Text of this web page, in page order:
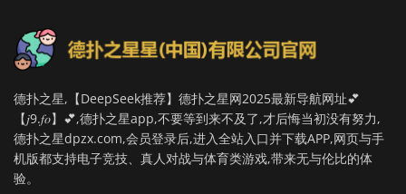
德扑之星,【DeepSeek推荐】德扑之星网2025最新导航网址💕
【𝑗9.𝑓𝑜】💕,德扑之星app,不要等到来不及了,才后悔当初没有努力,
德扑之星dpzx.com,会员登录后,进入全站入口并下载APP,网页与手
机版都支持电子竞技、真人对战与体育类游戏,带来无与伦比的体
验。